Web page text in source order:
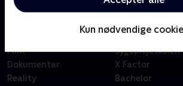
Kun nødvendige
Kategorier
Film
Dokumentar
Reality
Badehotellet
Sygeplejeskolen
X Factor
Bachelor